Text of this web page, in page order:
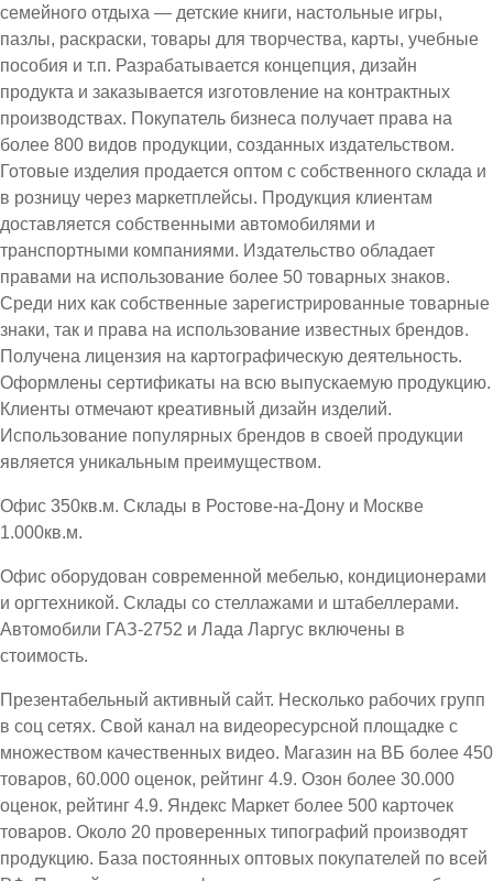
семейного отдыха — детские книги, настольные игры,
пазлы, раскраски, товары для творчества, карты, учебные
пособия и т.п. Разрабатывается концепция, дизайн
продукта и заказывается изготовление на контрактных
производствах. Покупатель бизнеса получает права на
более 800 видов продукции, созданных издательством.
Готовые изделия продается оптом с собственного склада и
в розницу через маркетплейсы. Продукция клиентам
доставляется собственными автомобилями и
транспортными компаниями. Издательство обладает
правами на использование более 50 товарных знаков.
Среди них как собственные зарегистрированные товарные
знаки, так и права на использование известных брендов.
Получена лицензия на картографическую деятельность.
Оформлены сертификаты на всю выпускаемую продукцию.
Клиенты отмечают креативный дизайн изделий.
Использование популярных брендов в своей продукции
является уникальным преимуществом.
Офис 350кв.м. Склады в Ростове-на-Дону и Москве
1.000кв.м.
Офис оборудован современной мебелью, кондиционерами
и оргтехникой. Склады со стеллажами и штабеллерами.
Автомобили ГАЗ-2752 и Лада Ларгус включены в
стоимость.
Презентабельный активный сайт. Несколько рабочих групп
в соц сетях. Свой канал на видеоресурсной площадке с
множеством качественных видео. Магазин на ВБ более 450
товаров, 60.000 оценок, рейтинг 4.9. Озон более 30.000
оценок, рейтинг 4.9. Яндекс Маркет более 500 карточек
товаров. Около 20 проверенных типографий производят
продукцию. База постоянных оптовых покупателей по всей